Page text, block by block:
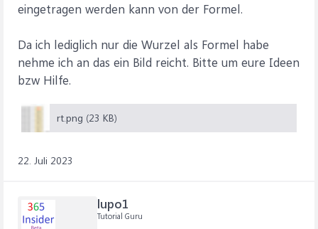
eingetragen werden kann von der Formel.
Da ich lediglich nur die Wurzel als Formel habe
nehme ich an das ein Bild reicht. Bitte um eure Ideen
bzw Hilfe.
rt.png (23 KB)
22. Juli 2023
lupo1
Tutorial Guru